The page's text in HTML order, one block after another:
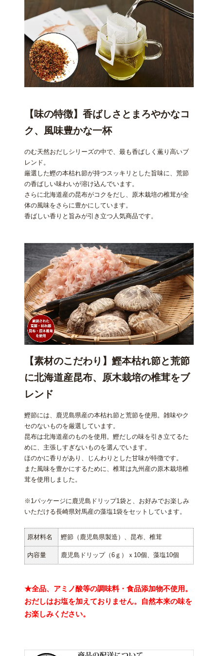
【味の特徴】香ばしさとまろやかなコ
ク、風味豊かな一杯
のむ天然おだしシリーズの中で、最も香ばしく薫り高いブ
レンド。
厳選した鰹の本枯れ節が持つスッキリとした旨味に、荒節
の香ばしい味わいが溶け込んでいます。
さらに北海道産の昆布がコクをだし、原木栽培の椎茸が全
体の風味をさらに豊かにしています。
香ばしい香りと旨みが引き立つ人気商品です。
【素材のこだわり】鰹本枯れ節と荒節
に北海道産昆布、原木栽培の椎茸をブ
レンド
鰹節には、鹿児島県産の本枯れ節と荒節を使用。雑味やク
セのないものを厳選しています。
昆布は北海道産のものを使用。鰹だしの味を引き立てるた
めに、主張しすぎないものを選んでいます。
ほのかに香りがあり、じんわりとした甘味が特徴です。
また風味を豊かにするために、椎茸は九州産の原木栽培椎
茸を使用しました。
※1パッケージに鹿児島ドリップ1袋と、お好みでお楽しみ
いただける長崎県対馬産の藻塩1袋をセットしています。
原材料名 鰹節（鹿児島県製造）、昆布、椎茸
内容量 鹿児島ドリップ（6ｇ）ｘ10個、藻塩10個
★全品、アミノ酸等の調味料・食品添加物不使用。
おだしはお塩を加えておりません。自然本来の味を
お楽しみください。